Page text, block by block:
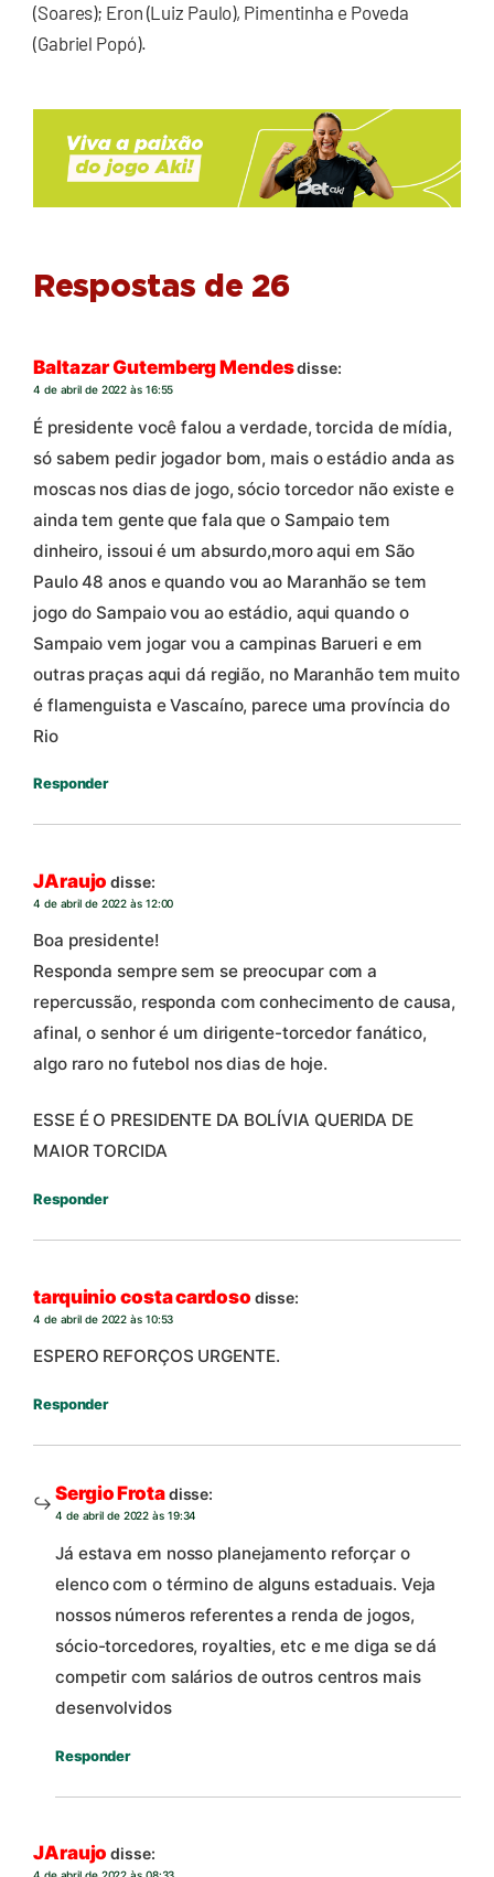
(Soares); Eron (Luiz Paulo), Pimentinha e Poveda
(Gabriel Popó).
Respostas de 26
Baltazar Gutemberg Mendesdisse:
4 de abril de 2022 às 16:55
É presidente você falou a verdade, torcida de mídia,
só sabem pedir jogador bom, mais o estádio anda as
moscas nos dias de jogo, sócio torcedor não existe e
ainda tem gente que fala que o Sampaio tem
dinheiro, issoui é um absurdo,moro aqui em São
Paulo 48 anos e quando vou ao Maranhão se tem
jogo do Sampaio vou ao estádio, aqui quando o
Sampaio vem jogar vou a campinas Barueri e em
outras praças aqui dá região, no Maranhão tem muito
é flamenguista e Vascaíno, parece uma província do
Rio
Responder
JAraujo disse:
4 de abril de 2022 às 12:00
Boa presidente!
Responda sempre sem se preocupar com a
repercussão, responda com conhecimento de causa,
afinal, o senhor é um dirigente-torcedor fanático,
algo raro no futebol nos dias de hoje.
ESSE É O PRESIDENTE DA BOLÍVIA QUERIDA DE
MAIOR TORCIDA
Responder
tarquinio costa cardoso disse:
4 de abril de 2022 às 10:53
ESPERO REFORÇOS URGENTE.
Responder
Sergio Frotadisse:
4 de abril de 2022 às 19:34
Já estava em nosso planejamento reforçar o
elenco com o término de alguns estaduais. Veja
nossos números referentes a renda de jogos,
sócio-torcedores, royalties, etc e me diga se dá
competir com salários de outros centros mais
desenvolvidos
Responder
JAraujo disse: